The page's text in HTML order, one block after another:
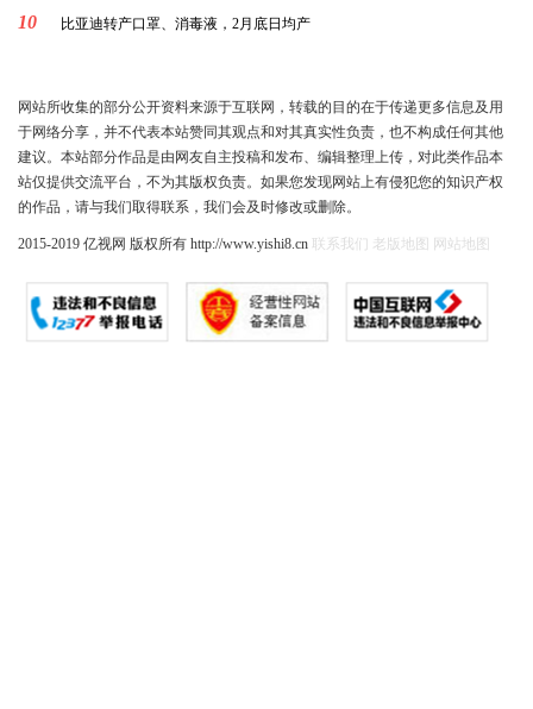
10 比亚迪转产口罩、消毒液，2月底日均产
网站所收集的部分公开资料来源于互联网，转载的目的在于传递更多信息及用
于网络分享，并不代表本站赞同其观点和对其真实性负责，也不构成任何其他
建议。本站部分作品是由网友自主投稿和发布、编辑整理上传，对此类作品本
站仅提供交流平台，不为其版权负责。如果您发现网站上有侵犯您的知识产权
的作品，请与我们取得联系，我们会及时修改或删除。
2015-2019 亿视网 版权所有 http://www.yishi8.cn 联系我们 老版地图 网站地图